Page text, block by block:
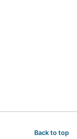
Back to top